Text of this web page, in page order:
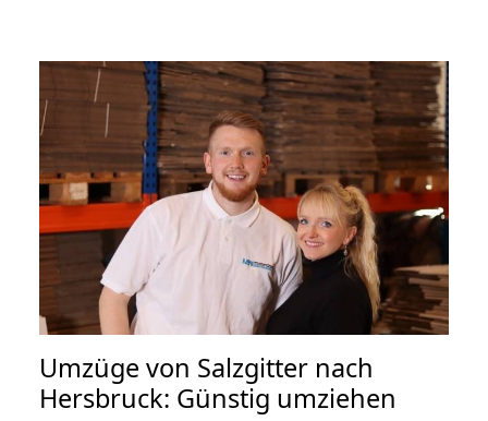
Umzüge von Salzgitter nach
Hersbruck: Günstig umziehen